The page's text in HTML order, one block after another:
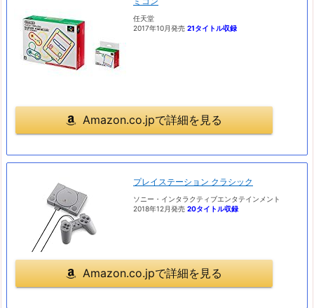
任天堂
2017年10月発売 21タイトル収録
Amazon.co.jpで詳細を見る
プレイステーション クラシック
ソニー・インタラクティブエンタテインメント
2018年12月発売 20タイトル収録
Amazon.co.jpで詳細を見る